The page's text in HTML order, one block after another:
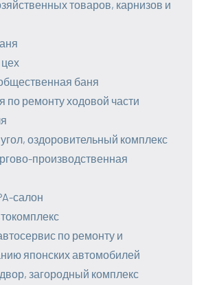
товаров, карнизов и
баня
по ремонту ходовой части
оздоровительный комплекс
производственная
салон
по ремонту и
японских автомобилей
загородный комплекс